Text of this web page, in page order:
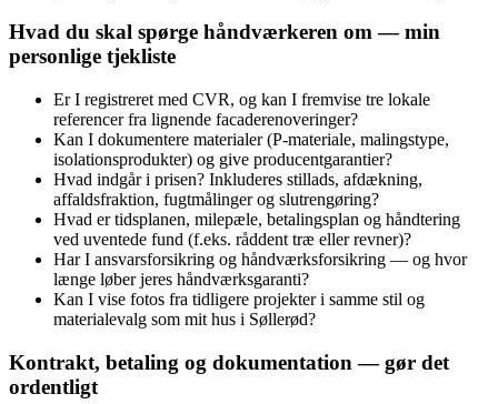
Hvad du skal spørge håndværkeren om — min
personlige tjekliste
Er I registreret med CVR, og kan I fremvise tre lokale
referencer fra lignende facaderenoveringer?
Kan I dokumentere materialer (P-materiale, malingstype,
isolationsprodukter) og give producentgarantier?
Hvad indgår i prisen? Inkluderes stillads, afdækning,
affaldsfraktion, fugtmålinger og slutrengøring?
Hvad er tidsplanen, milepæle, betalingsplan og håndtering
ved uventede fund (f.eks. råddent træ eller revner)?
Har I ansvarsforsikring og håndværksforsikring — og hvor
længe løber jeres håndværksgaranti?
Kan I vise fotos fra tidligere projekter i samme stil og
materialevalg som mit hus i Søllerød?
Kontrakt, betaling og dokumentation — gør det
ordentligt